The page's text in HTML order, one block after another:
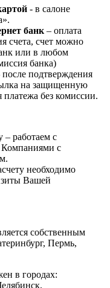
- в салоне
банк – оплата
счета, счет можно
или в любом
банка)
после подтверждения
на защищенную
без комиссии.
– работаем с
с
необходимо
Вашей
собственным
Пермь,
в городах: